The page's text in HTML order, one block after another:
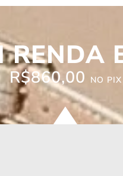
RENDA
R$860,00 NO PIX